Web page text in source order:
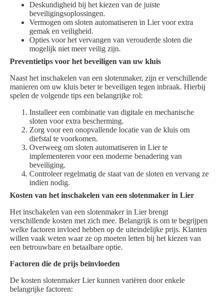
Deskundigheid bij het kiezen van de juiste
beveiligingsoplossingen.
Vermogen om sloten automatiseren in Lier voor extra
gemak en veiligheid.
Opties voor het vervangen van verouderde sloten die
mogelijk niet meer veilig zijn.
Preventietips voor het beveiligen van uw kluis
Naast het inschakelen van een slotenmaker, zijn er verschillende
manieren om uw kluis beter te beveiligen tegen inbraak. Hierbij
spelen de volgende tips een belangrijke rol:
Installeer een combinatie van digitale en mechanische
sloten voor extra bescherming.
Zorg voor een onopvallende locatie van de kluis om
diefstal te voorkomen.
Overweeg om sloten automatiseren in Lier te
implementeren voor een moderne benadering van
beveiliging.
Controleer regelmatig de staat van de sloten en vervang ze
indien nodig.
Kosten van het inschakelen van een slotenmaker in Lier
Het inschakelen van een slotenmaker in Lier brengt
verschillende kosten met zich mee. Belangrijk is om te begrijpen
welke factoren invloed hebben op de uiteindelijke prijs. Klanten
willen vaak weten waar ze op moeten letten bij het kiezen van
een betrouwbare en betaalbare optie.
Factoren die de prijs beïnvloeden
De kosten slotenmaker Lier kunnen variëren door enkele
belangrijke factoren: